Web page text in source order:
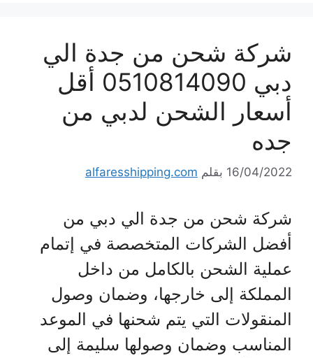
شركة شحن من جدة الي
دبي 0510814090 أقل
أسعار الشحن لدبي من
جده
16/04/2022 بقلم alfaresshipping.com
شركة شحن من جدة الي دبي من
أفضل الشركات المتخصصة في إتمام
عملية الشحن بالكامل من داخل
المملكة إلى خارجها، وضمان وصول
المنقولات التي يتم شحنها في الموعد
المناسب وضمان وصولها سليمة إلى